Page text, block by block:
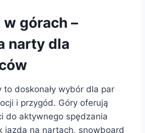
górach –
narty dla
to doskonały wybór dla par
i przygód. Góry oferują
do aktywnego spędzania
jazda na nartach, snowboard